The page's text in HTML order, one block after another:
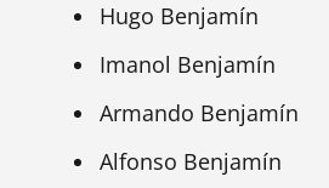
Hugo Benjamín
Imanol Benjamín
Armando Benjamín
Alfonso Benjamín